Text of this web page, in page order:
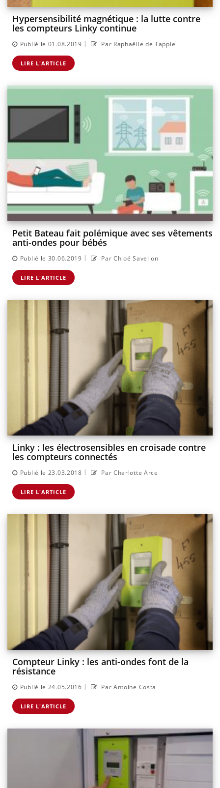
Hypersensibilité magnétique : la lutte contre
les compteurs Linky continue
Publié le 01.08.2019 | Par Raphaëlle de Tappie
LIRE L'ARTICLE
Petit Bateau fait polémique avec ses vêtements
anti-ondes pour bébés
Publié le 30.06.2019 | Par Chloé Savellon
LIRE L'ARTICLE
Linky : les électrosensibles en croisade contre
les compteurs connectés
Publié le 23.03.2018 | Par Charlotte Arce
LIRE L'ARTICLE
Compteur Linky : les anti-ondes font de la
résistance
Publié le 24.05.2016 | Par Antoine Costa
LIRE L'ARTICLE